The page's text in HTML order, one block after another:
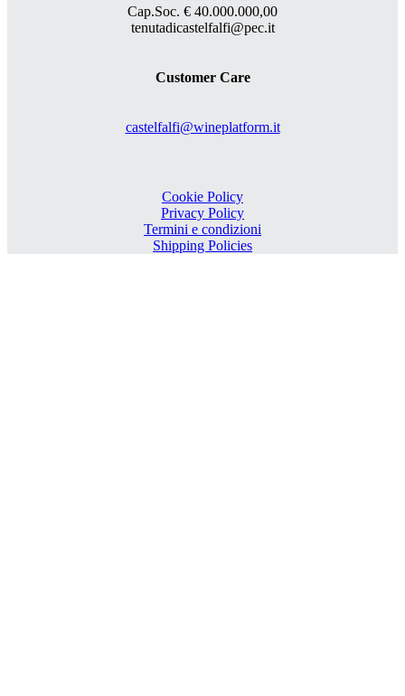
Cap.Soc. € 40.000.000,00
tenutadicastelfalfi@pec.it
Customer Care
castelfalfi@wineplatform.it
Cookie Policy
Privacy Policy
Termini e condizioni
Shipping Policies